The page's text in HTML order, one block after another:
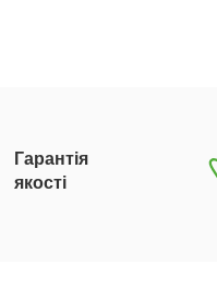
Гарантія
якості